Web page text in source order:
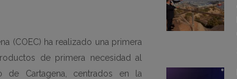
(COEC) ha realizado una primera
de primera necesidad al
de Cartagena, centrados en la